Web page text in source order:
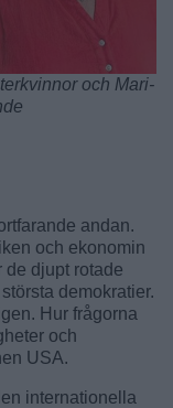
och Mari-
andan.
och ekonomin
de djupt rotade
demokratier.
Hur frågorna
och
USA.
internationella